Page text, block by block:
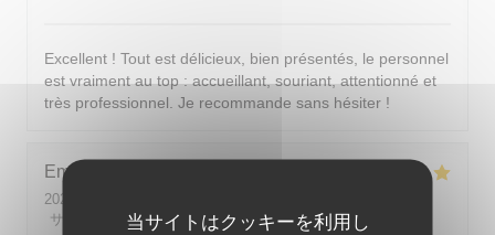
当サイトはクッキーを利用し
Excellent ! Tout est délicieux, bien présentés, le personnel
est vraiment au top : accueillant, souriant, attentionné et
très professionnel. Je recommande sans hésiter !
Emilie
2026-08-05
サービス
5/5 雰囲気 : 5/5 メニュー: 5/5 品質-価格